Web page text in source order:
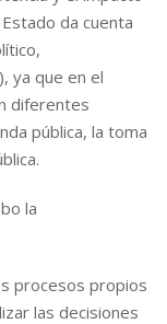
da cuenta
ya que en el
diferentes
pública, la toma
la
procesos propios
las decisiones